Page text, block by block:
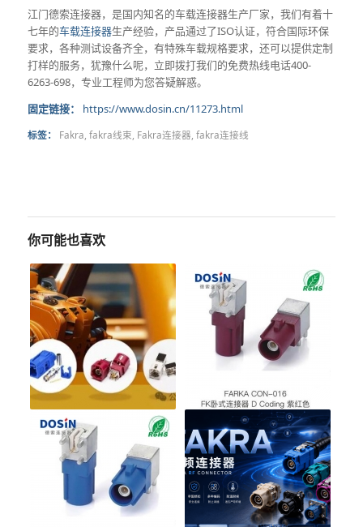
江门德索连接器，是国内知名的车载连接器生产厂家，我们有着十
七年的车载连接器生产经验，产品通过了ISO认证，符合国际环保
要求，各种测试设备齐全，有特殊车载规格要求，还可以提供定制
打样的服务，犹豫什么呢，立即拨打我们的免费热线电话400-
6263-698，专业工程师为您答疑解惑。
固定链接：
https://www.dosin.cn/11273.html
标签： Fakra fakra线束 Fakra连接器 fakra连接线
你可能也喜欢